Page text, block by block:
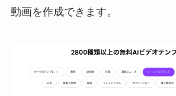
動画を作成できます。